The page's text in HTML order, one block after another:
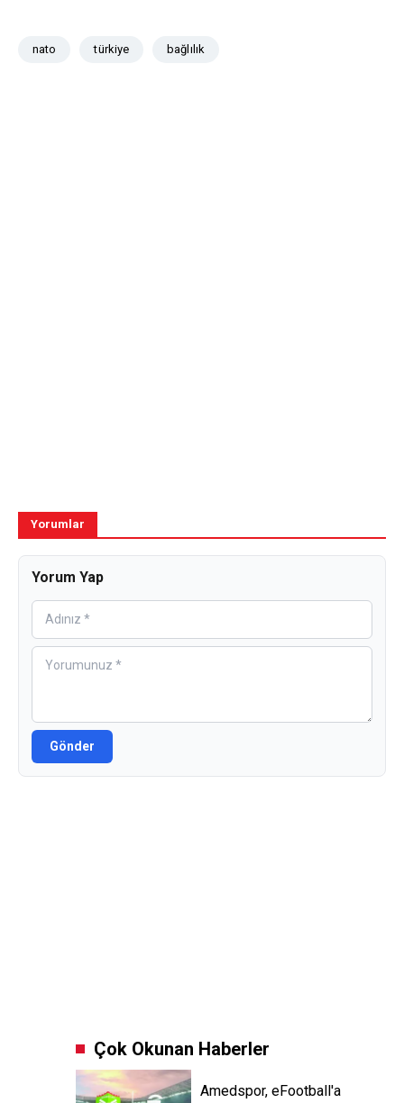
nato türkiye bağlılık
Yorumlar
Yorum Yap
Gönder
Çok Okunan Haberler
Amedspor, eFootball'a